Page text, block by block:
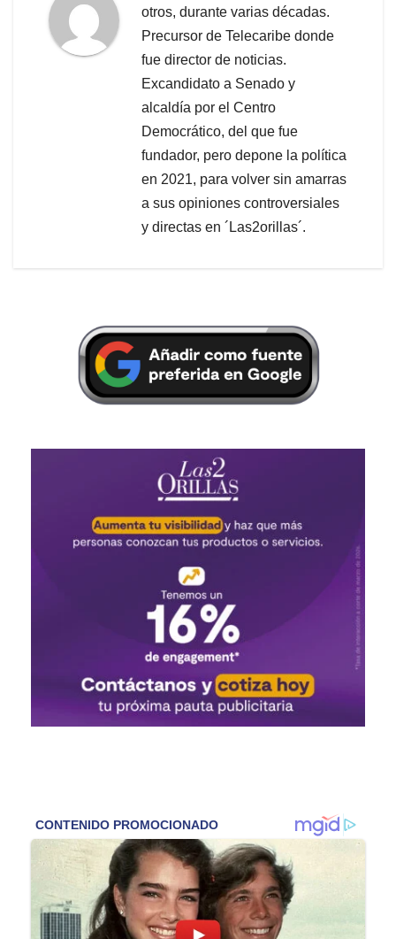
otros, durante varias décadas.
Precursor de Telecaribe donde
fue director de noticias.
Excandidato a Senado y
alcaldía por el Centro
Democrático, del que fue
fundador, pero depone la política
en 2021, para volver sin amarras
a sus opiniones controversiales
y directas en ´Las2orillas´.